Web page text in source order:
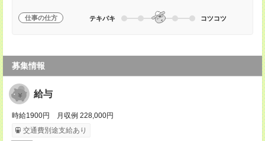
仕事の仕方 テキパキ コツコツ
募集情報
給与
時給1900円 月収例 228,000円
交通費別途支給あり